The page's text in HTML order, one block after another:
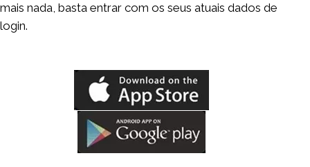
mais nada, basta entrar com os seus atuais dados de
login.